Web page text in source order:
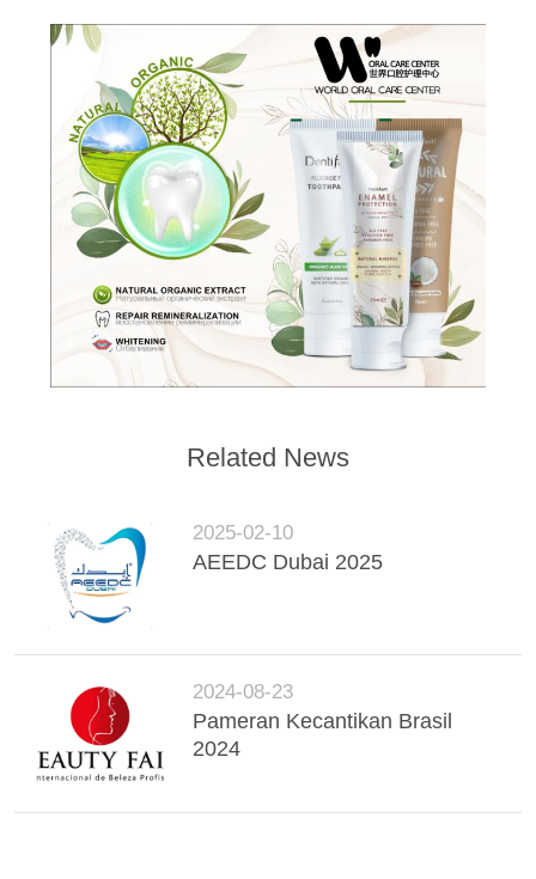
Related News
2025-02-10
AEEDC Dubai 2025
2024-08-23
Pameran Kecantikan Brasil
2024